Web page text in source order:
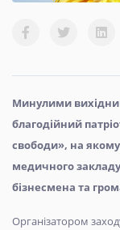
Минулими
благодійний
свободи», на
медичного
бізнесмена та
Організатором